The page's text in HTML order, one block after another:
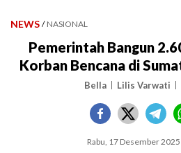
NEWS / NASIONAL
Pemerintah Bangun
Korban Bencana di
Bella Lilis Varwati
Rabu, 17 Desember